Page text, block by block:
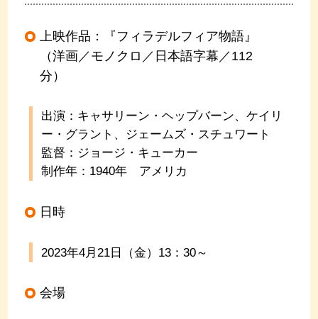
上映作品：『フィラデルフィア物語』
（洋画／モノクロ／日本語字幕／112
分）
出演：キャサリーン・ヘップバーン、ケイリ
ー・グラント、ジェームズ・スチュワート
監督：ジョージ・キューカー
制作年：1940年 アメリカ
日時
2023年4月21日（金） 13 ：30～
会場